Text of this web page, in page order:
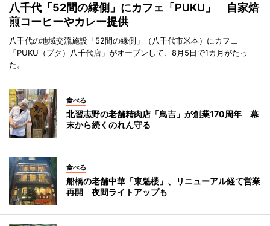
八千代「52間の縁側」にカフェ「PUKU」 自家焙
煎コーヒーやカレー提供
八千代の地域交流施設「52間の縁側」（八千代市米本）にカフェ
「PUKU（プク）八千代店」がオープンして、8月5日で1カ月がたっ
た。
食べる
北習志野の老舗精肉店「鳥吉」が創業170周年 幕
末から続くのれん守る
食べる
船橋の老舗中華「東魁楼」、リニューアル経て営業
再開 夜間ライトアップも